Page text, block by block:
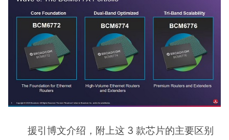
援引博文介绍，附上这 3 款芯片的主要区别